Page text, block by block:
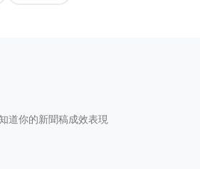
道你的新聞稿成效表現